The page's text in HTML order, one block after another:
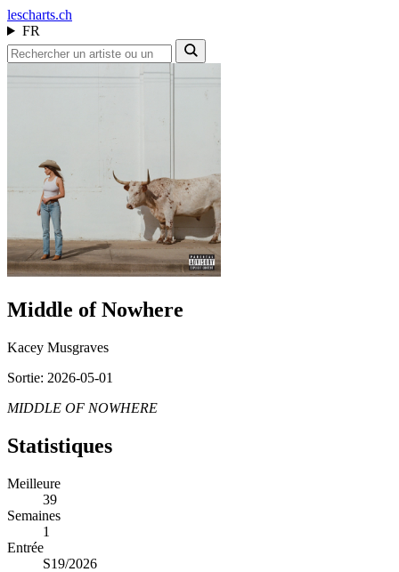
lescharts.ch
FR
Middle of Nowhere
Kacey Musgraves
Sortie: 2026-05-01
MIDDLE OF NOWHERE
Statistiques
Meilleure
39
Semaines
1
Entrée
S19/2026